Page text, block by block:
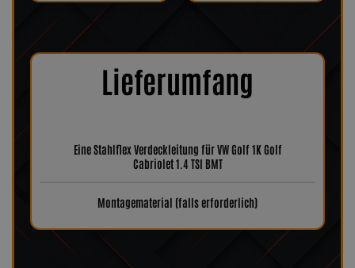
Lieferumfang
Eine Stahlflex Verdeckleitung für VW Golf 1K Golf
Cabriolet 1.4 TSI BMT
Montagematerial (falls erforderlich)